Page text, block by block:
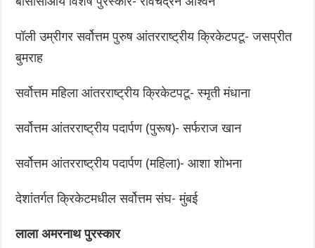
पॉली उम्रीगर सर्वोत्तम पुरुष आंतरराष्ट्रीय क्रिकेटपटू- जसप्रीत
बुमराह
सर्वोत्तम महिला आंतरराष्ट्रीय क्रिकेटपटू- स्मृती मंधाना
सर्वोत्तम आंतरराष्ट्रीय पदार्पण (पुरूष)- सर्फराज खान
सर्वोत्तम आंतरराष्ट्रीय पदार्पण (महिला)- आशा शोभना
देशांतर्गत क्रिकेटमधील सर्वोत्तम संघ- मुंबई
लाला अमरनाथ पुरस्कार